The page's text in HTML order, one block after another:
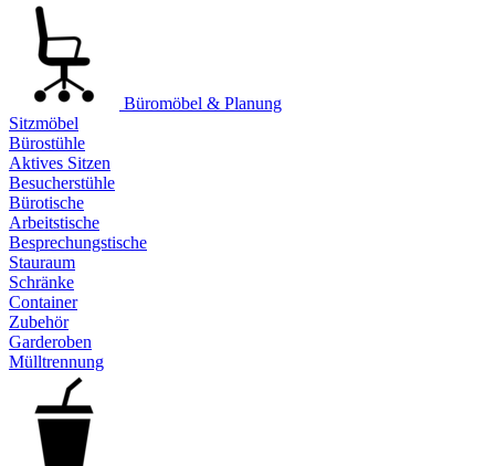
Büromöbel & Planung
Sitzmöbel
Bürostühle
Aktives Sitzen
Besucherstühle
Bürotische
Arbeitstische
Besprechungstische
Stauraum
Schränke
Container
Zubehör
Garderoben
Mülltrennung